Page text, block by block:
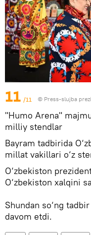
11 /11 © Press-slujba
"Humo Arena"
milliy stendlar
Bayram tadbirida
millat vakillari o‘z
O‘zbekiston
O‘zbekiston xalqini
Shundan so‘ng
davom etdi.